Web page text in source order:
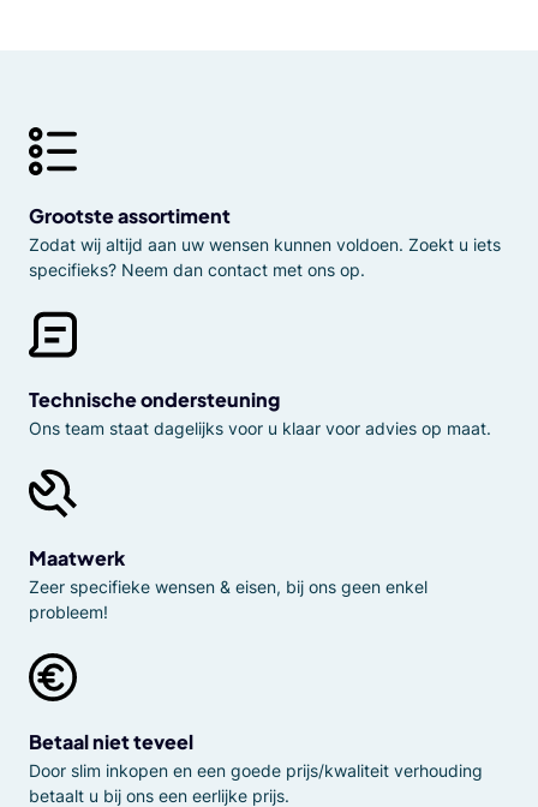
Grootste assortiment
Zodat wij altijd aan uw wensen kunnen voldoen. Zoekt u iets
specifieks? Neem dan contact met ons op.
Technische ondersteuning
Ons team staat dagelijks voor u klaar voor advies op maat.
Maatwerk
Zeer specifieke wensen & eisen, bij ons geen enkel
probleem!
Betaal niet teveel
Door slim inkopen en een goede prijs/kwaliteit verhouding
betaalt u bij ons een eerlijke prijs.